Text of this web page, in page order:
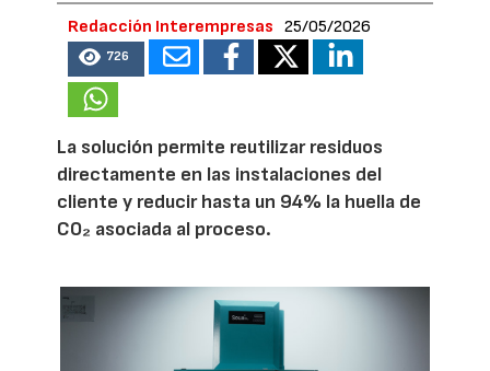
Redacción Interempresas 25/05/2026
726
La solución permite reutilizar residuos
directamente en las instalaciones del
cliente y reducir hasta un 94% la huella de
CO₂ asociada al proceso.